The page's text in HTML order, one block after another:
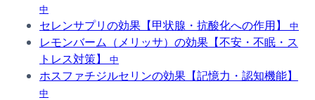
中
セレンサプリの効果【甲状腺・抗酸化への作用】 中
レモンバーム（メリッサ）の効果【不安・不眠・ス
トレス対策】
中
ホスファチジルセリンの効果【記憶力・認知機能】
中